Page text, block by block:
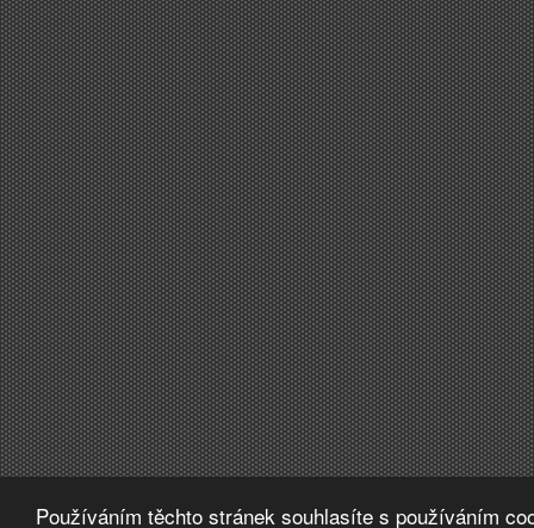
Používáním těchto stránek souhlasíte s používáním